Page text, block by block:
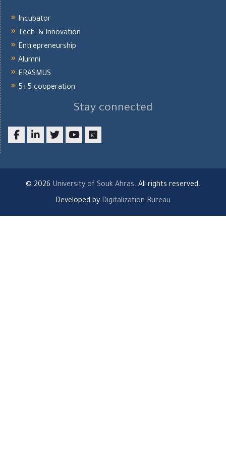
Incubator
Tech. & Innovation
Entrepreneurship
Alumni
ERASMUS
5+5 cooperation
Stay connected
© 2026 University of Souk Ahras. All rights reserved.
Developed by Digitalization Bureau